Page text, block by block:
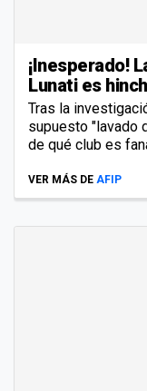
¡Inesperado!
Lunati es
Tras la
supuesto "lavado
de qué club es
VER MÁS DE AFIP